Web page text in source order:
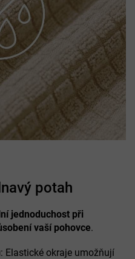
potah
jednoduchost při
vaší pohovce.
: Elastické okraje umožňují